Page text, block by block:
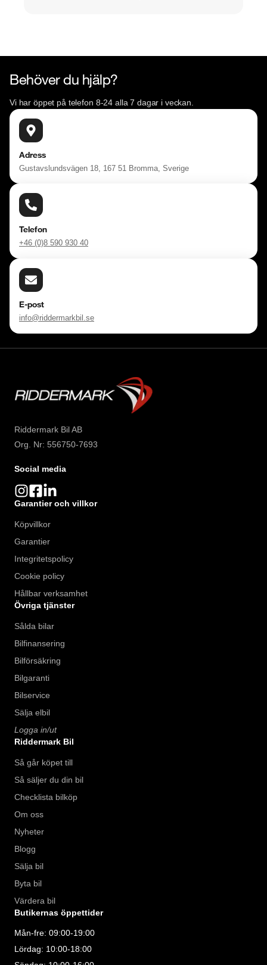
Behöver du hjälp?
Vi har öppet på telefon 8-24 alla 7 dagar i veckan.
Adress
Gustavslundsvägen 18, 167 51 Bromma, Sverige
Telefon
+46 (0)8 590 930 40
E-post
info@riddermarkbil.se
Riddermark Bil AB
Org. Nr: 556750-7693
Social media
Garantier och villkor
Köpvillkor
Garantier
Integritetspolicy
Cookie policy
Hållbar verksamhet
Övriga tjänster
Sålda bilar
Bilfinansering
Bilförsäkring
Bilgaranti
Bilservice
Sälja elbil
Logga in/ut
Riddermark Bil
Så går köpet till
Så säljer du din bil
Checklista bilköp
Om oss
Nyheter
Blogg
Sälja bil
Byta bil
Värdera bil
Butikernas öppettider
Mån-fre: 09:00-19:00
Lördag: 10:00-18:00